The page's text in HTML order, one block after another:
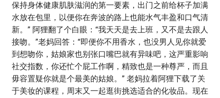
保持身体健康肌肤滋润的第一要素，出门之前给杯子加满
水放在包里，以便你在奔波的路上也能水气丰盈和口气清
新。” 阿狸翻了个白眼：“我天天是去上班，又不是去跟人
接吻。”老妈回答：“即便你不用香水，也没男人见你就爱
到想吻你，姑娘家也别张口嘴巴就有异味吧，这严重影响
社交指数，你还忙个屁工作啊，精致也是一种尊严，而且
毋容置疑你就是个最美的姑娘。” 老妈拉着阿狸下载了关
于美妆的课程，周末又一起逛街挑选适合的化妆品。现在